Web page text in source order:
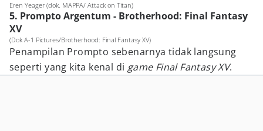
Eren Yeager (dok. MAPPA/ Attack on Titan)
5. Prompto Argentum - Brotherhood: Final Fantasy
XV
(Dok A-1 Pictures/Brotherhood: Final Fantasy XV)
Penampilan Prompto sebenarnya tidak langsung
seperti yang kita kenal di game Final Fantasy XV.